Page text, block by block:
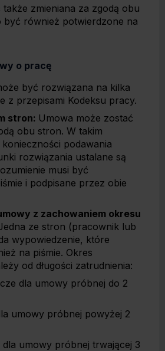
zmieniana za zgodą obu
również potwierdzone na
o pracę
być rozwiązana na kilka
z przepisami Kodeksu pracy.
stron: Umowa może zostać
obu stron. W takim
podawania
rozwiązania ustalane są
musi być
i podpisane przez obie
z zachowaniem okresu
ze stron (pracownik lub
wypowiedzenie, które
na piśmie. Okres
od długości zatrudnienia:
dla umowy próbnej do 2
umowy próbnej powyżej 2
dla umowy próbnej trwającej 3